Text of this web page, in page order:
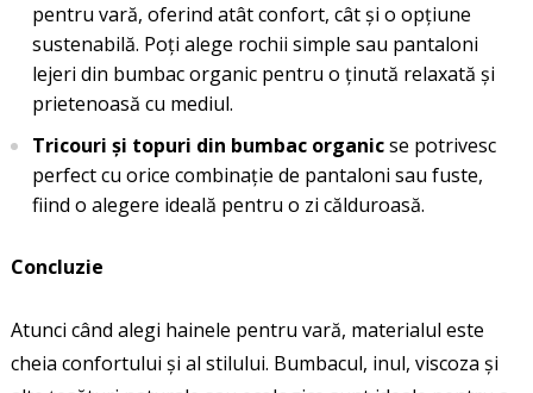
pentru vară, oferind atât confort, cât și o opțiune
sustenabilă. Poți alege rochii simple sau pantaloni
lejeri din bumbac organic pentru o ținută relaxată și
prietenoasă cu mediul.
Tricouri și topuri din bumbac organicse potrivesc
perfect cu orice combinație de pantaloni sau fuste,
fiind o alegere ideală pentru o zi călduroasă.
Concluzie
Atunci când alegi hainele pentru vară, materialul este
cheia confortului și al stilului. Bumbacul, inul, viscoza și